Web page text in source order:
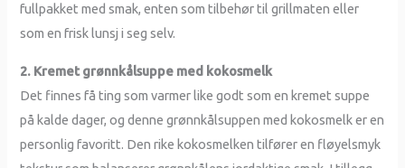
fullpakket med smak, enten som tilbehør til grillmaten eller
som en frisk lunsj i seg selv.
2. Kremet grønnkålsuppe med kokosmelk
Det finnes få ting som varmer like godt som en kremet suppe
på kalde dager, og denne grønnkålsuppen med kokosmelk er en
personlig favoritt. Den rike kokosmelken tilfører en fløyelsmyk